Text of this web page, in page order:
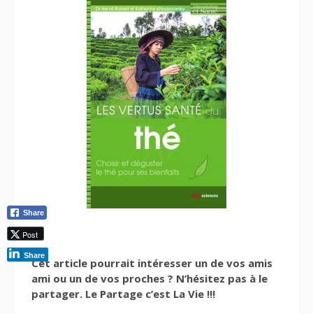
Cet article pourrait intéresser un de vos amis
ami ou un de vos proches ? N’hésitez pas à le
partager. Le Partage c’est La Vie !!!
Share
Post
Share